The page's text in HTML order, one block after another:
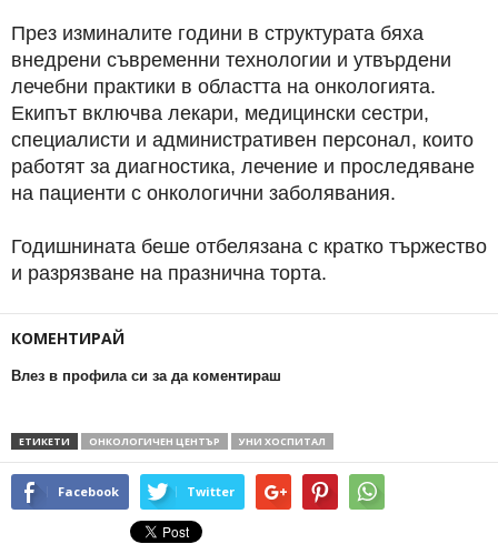
През изминалите години в структурата бяха
внедрени съвременни технологии и утвърдени
лечебни практики в областта на онкологията.
Екипът включва лекари, медицински сестри,
специалисти и административен персонал, които
работят за диагностика, лечение и проследяване
на пациенти с онкологични заболявания.
Годишнината беше отбелязана с кратко тържество
и разрязване на празнична торта.
КОМЕНТИРАЙ
Влез в профила си за да коментираш
ЕТИКЕТИ ОНКОЛОГИЧЕН ЦЕНТЪР УНИ ХОСПИТАЛ
Facebook Twitter